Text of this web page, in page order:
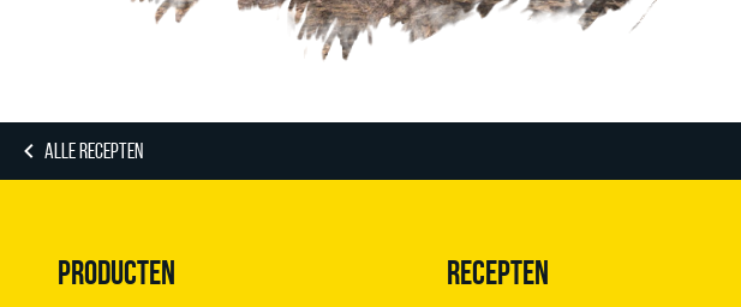
ALLE RECEPTEN
PRODUCTEN RECEPTEN